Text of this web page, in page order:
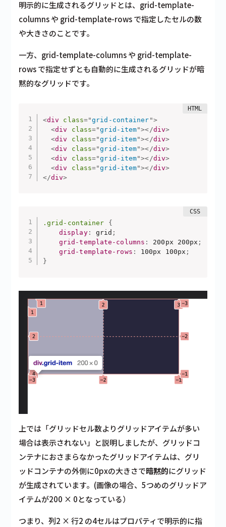
明示的に生成されるグリッドとは、grid-template-
columns や grid-template-rows で指定したセルの数
や大きさのことです。
一方、grid-template-columns や grid-template-
rows で指定せずとも自動的に生成されるグリッドが暗
黙的なグリッドです。
<div class="grid-container ">
<div class="grid-item"></div>
<div class="grid-item"></div>
<div class="grid-item"></div>
<div class="grid-item"></div>
<div class="grid-item"></div>
</div>
.grid-container
{
display: grid ;
grid-template-columns : 200px 200px ;
grid-template-rows : 100px 100px ;
}
上では「グリッドセル数よりグリッドアイテムが多い
場合は表示されない」と説明しましたが、グリッドコ
ンテナにおさまらなかったグリッドアイテムは、 グリ
ッドコンテナの外側に0pxの大きさで暗黙的にグリッド
が生成されています。 (画像の場合、5つめのグリッドア
イテムが200 × 0となっている）
つまり、列2 × 行2 の4セルはプロパティで明示的に指